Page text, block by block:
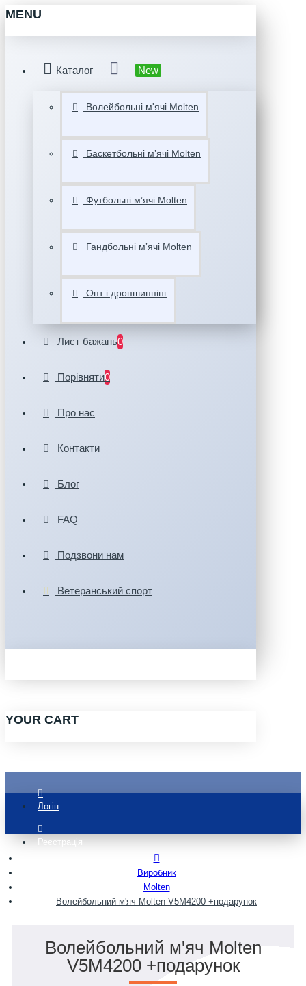
MENU
Каталог New
Волейбольні м'ячі Molten
Баскетбольні мʼячі Molten
Футбольні мʼячі Molten
Гандбольні мʼячі Molten
Опт і дропшиппінг
Лист бажань0
Порівняти0
Про нас
Контакти
Блог
FAQ
Подзвони нам
Ветеранський спорт
YOUR CART
Логін
Реєстрація
Виробник
Molten
Волейбольний м'яч Molten V5M4200 +подарунок
Волейбольний м'яч Molten
V5M4200 +подарунок